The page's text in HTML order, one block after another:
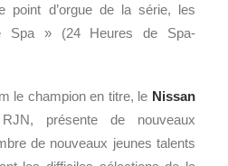
point d’orgue de la série, les
Spa » (24 Heures de Spa-
le champion en titre, le Nissan
présente de nouveaux
de nouveaux jeunes talents